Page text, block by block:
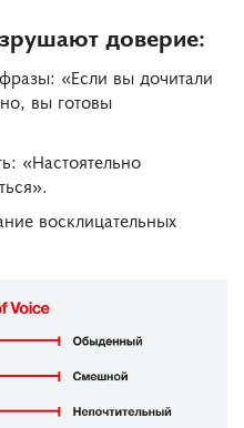
доверие:
«Если вы дочитали
вы готовы
«Настоятельно
восклицательных